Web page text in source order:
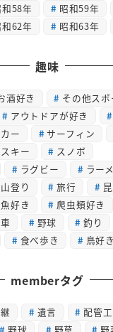
和58年 昭和59年
和62年 昭和63年
趣味
酒好き
その他スポ
アウトドアが好き
ー サーフィン
スキー
スノボ
ラグビー
ラー
山登り 旅行
好き 爬虫類好き
野球
釣り
食べ歩き 鳥好き
memberタグ
遺言 配管工